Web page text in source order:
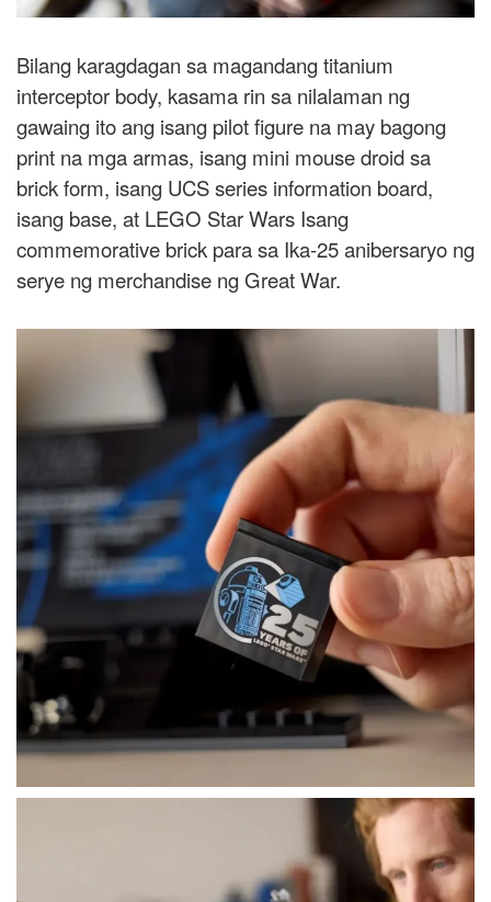
Bilang karagdagan sa magandang titanium
interceptor body, kasama rin sa nilalaman ng
gawaing ito ang isang pilot figure na may bagong
print na mga armas, isang mini mouse droid sa
brick form, isang UCS series information board,
isang base, at LEGO Star Wars Isang
commemorative brick para sa Ika-25 anibersaryo ng
serye ng merchandise ng Great War.